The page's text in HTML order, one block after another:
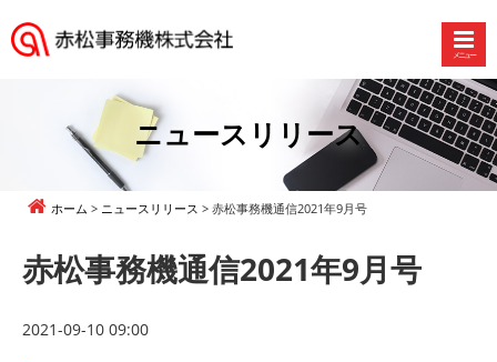
メニュー
社
ニュースリリース
ホーム ニュースリリース 赤松事務機通信2021年9月号
赤松事務機通信2021年9月号
2021-09-10 09:00